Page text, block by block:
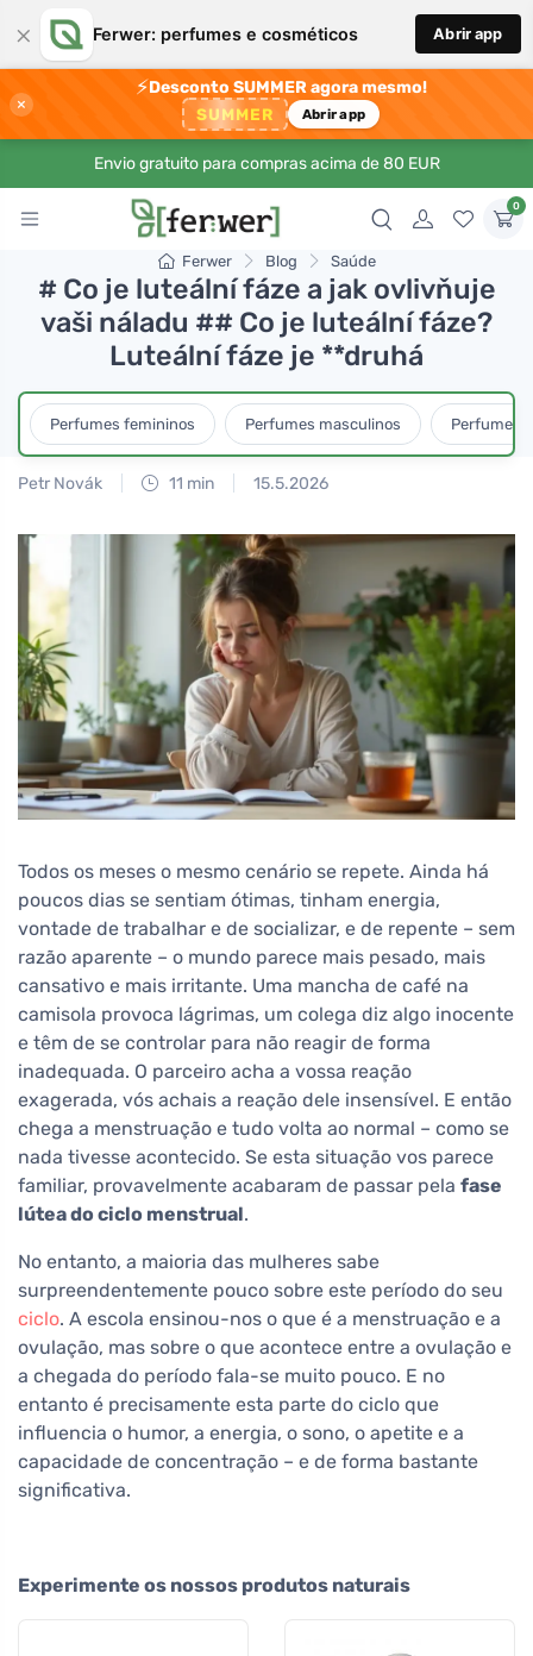
× Ferwer: perfumes e cosméticos Abrir app
×
⚡Desconto SUMMER agora mesmo!
SUMMER Abrir app
Envio gratuito para compras acima de 80 EUR
0
Ferwer Blog Saúde
# Co je luteální fáze a jak ovlivňuje
vaši náladu ## Co je luteální fáze?
Luteální fáze je **druhá
Perfumes femininos Perfumes masculinos Perfumes
Petr Novák 11 min 15.5.2026
Todos os meses o mesmo cenário se repete. Ainda há
poucos dias se sentiam ótimas, tinham energia,
vontade de trabalhar e de socializar, e de repente – sem
razão aparente – o mundo parece mais pesado, mais
cansativo e mais irritante. Uma mancha de café na
camisola provoca lágrimas, um colega diz algo inocente
e têm de se controlar para não reagir de forma
inadequada. O parceiro acha a vossa reação
exagerada, vós achais a reação dele insensível. E então
chega a menstruação e tudo volta ao normal – como se
nada tivesse acontecido. Se esta situação vos parece
familiar, provavelmente acabaram de passar pela fase
lútea do ciclo menstrual.
No entanto, a maioria das mulheres sabe
surpreendentemente pouco sobre este período do seu
ciclo. A escola ensinou-nos o que é a menstruação e a
ovulação, mas sobre o que acontece entre a ovulação e
a chegada do período fala-se muito pouco. E no
entanto é precisamente esta parte do ciclo que
influencia o humor, a energia, o sono, o apetite e a
capacidade de concentração – e de forma bastante
significativa.
Experimente os nossos produtos naturais